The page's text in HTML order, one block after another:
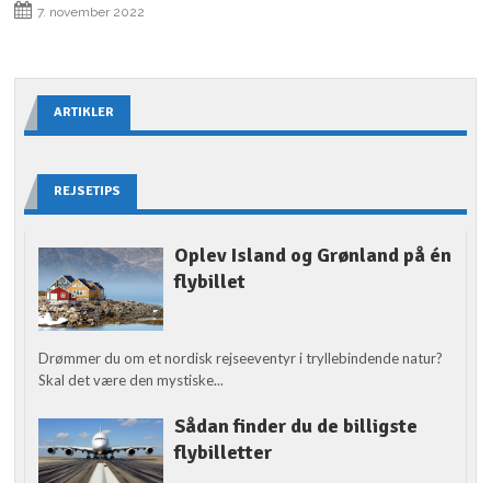
7. november 2022
ARTIKLER
REJSETIPS
Oplev Island og Grønland på én
flybillet
Drømmer du om et nordisk rejseeventyr i tryllebindende natur?
Skal det være den mystiske...
Sådan finder du de billigste
flybilletter